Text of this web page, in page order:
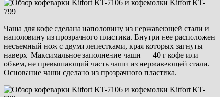
Чаша для кофе сделана наполовину из нержавеющей стали и
наполовину из прозрачного пластика. Внутри нее расположен
несъемный нож с двумя лепестками, края которых загнуты
наверх. Максимальное заполнение чаши — 40 г кофе или
объем, не превышающий часть чаши из нержавеющей стали.
Основание чаши сделано из прозрачного пластика.